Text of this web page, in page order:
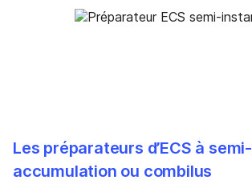
Les préparateurs d’ECS à semi-
accumulation ou combilus